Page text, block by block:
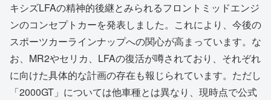
キシズLFAの精神的後継とみられるフロントミッドエンジ
ンのコンセプトカーを発表しました。これにより、今後の
スポーツカーラインナップへの関心が高まっています。な
お、MR2やセリカ、LFAの復活が噂されており、それぞれ
に向けた具体的な計画の存在も報じられています。ただし
「2000GT」については他車種とは異なり、現時点で公式